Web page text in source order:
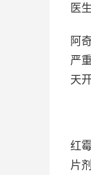
医
阿
严
天
红
片